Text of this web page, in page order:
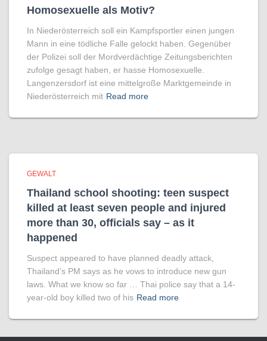
Homo­sexuelle als Motiv?
In Niederösterreich soll ein Kampfsportler einen jungen
Mann in eine tödliche Falle gelockt haben. Gegenüber
der Polizei soll der Mordverdächtige Zeitungsberichten
zufolge gesagt haben, er hasse Homosexuelle.
Langenzersdorf ist eine mittelgroße Marktgemeinde in
Niederösterreich mit Read more
GEWALT
Thailand school shooting: teen suspect
killed at least seven people and injured
more than 30, officials say – as it
happened
Suspect appeared to have planned deadly attack,
Thailand’s PM says as he vows to introduce new gun
laws. What we know so far … Thai police say that a 14-
year-old boy killed two of his Read more